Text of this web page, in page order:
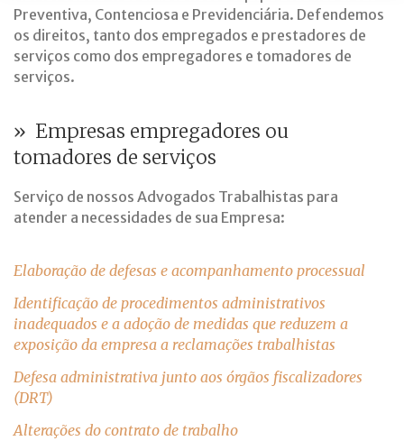
do
Trabalho
Preventiva, Contenciosa e Previdenciária. Defendemos
os direitos, tanto dos empregados e prestadores de
serviços como dos empregadores e tomadores de
serviços.
» Empresas empregadores ou
tomadores de serviços
Serviço de nossos Advogados Trabalhistas para
atender a necessidades de sua Empresa:
Elaboração de defesas e acompanhamento processual
Identificação de procedimentos administrativos
inadequados e a adoção de medidas que reduzem a
exposição da empresa a reclamações trabalhistas
Defesa administrativa junto aos órgãos fiscalizadores
(DRT)
Alterações do contrato de trabalho